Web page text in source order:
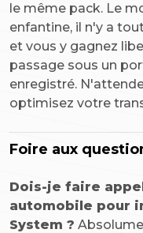
le même pack. Le
enfantine, il n'y a
et vous y gagnez
passage sous un
enregistré.
optimisez votre
Foire aux
Dois-je faire
automobile pour
System ?